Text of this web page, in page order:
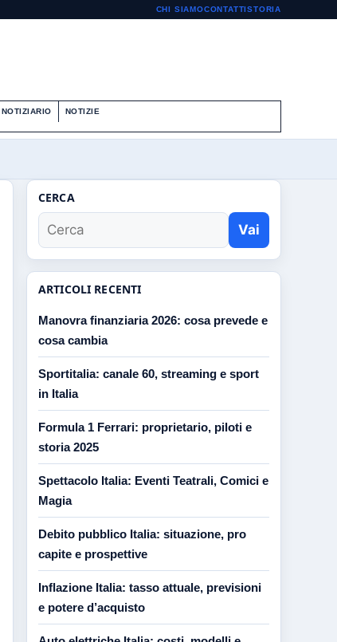
CHI SIAMOCONTATTISTORIA
NOTIZIARIO NOTIZIE
CERCA
Vai
ARTICOLI RECENTI
Manovra finanziaria 2026: cosa prevede e
cosa cambia
Sportitalia: canale 60, streaming e sport
in Italia
Formula 1 Ferrari: proprietario, piloti e
storia 2025
Spettacolo Italia: Eventi Teatrali, Comici e
Magia
Debito pubblico Italia: situazione, pro
capite e prospettive
Inflazione Italia: tasso attuale, previsioni
e potere d’acquisto